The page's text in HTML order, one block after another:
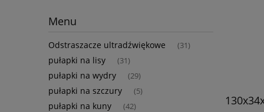
Menu
Odstraszacze ultradźwiękowe (31)
pułapki na lisy (31)
pułapki na wydry (29)
pułapki na szczury (5)
pułapki na kuny (42)